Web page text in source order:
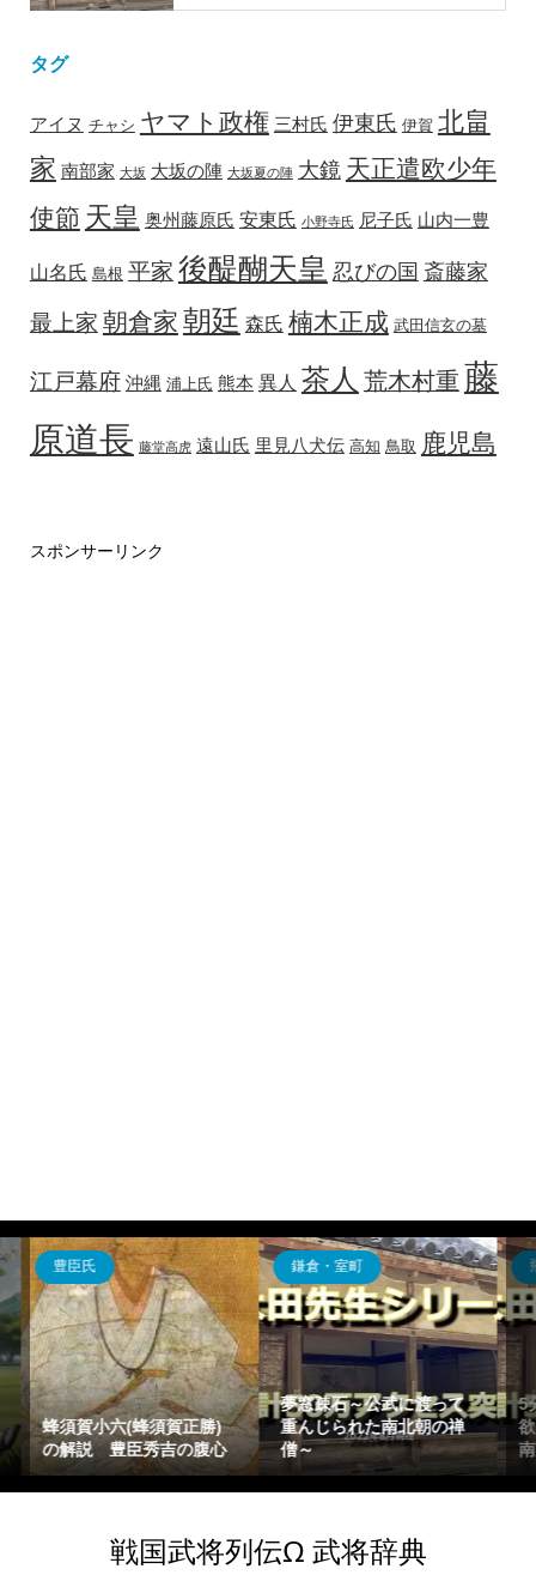
タグ
アイヌ チャシ ヤマト政権 三村氏 伊東氏 伊賀 北畠
家 南部家 大坂 大坂の陣 大坂夏の陣 大鏡 天正遣欧少年
使節 天皇 奥州藤原氏 安東氏 小野寺氏 尼子氏 山内一豊
山名氏 島根 平家 後醍醐天皇 忍びの国 斎藤家
最上家 朝倉家 朝廷 森氏 楠木正成 武田信玄の墓
江戸幕府 沖縄 浦上氏 熊本 異人 茶人 荒木村重 藤
原道長 藤堂高虎 遠山氏 里見八犬伝 高知 鳥取 鹿児島
スポンサーリンク
飛鳥・奈良・平安
5分でわかる藤原陳忠～強
欲さで有名になった藤原
南家出身の受領～
戦国時代
和仁親実の解説～肥後国
人一揆に散った国衆～
戦国武将列伝Ω 武将辞典